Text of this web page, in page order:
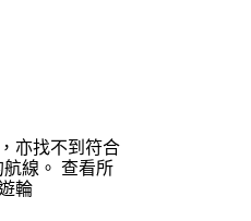
亦找不到符合
線。 查看所
輪